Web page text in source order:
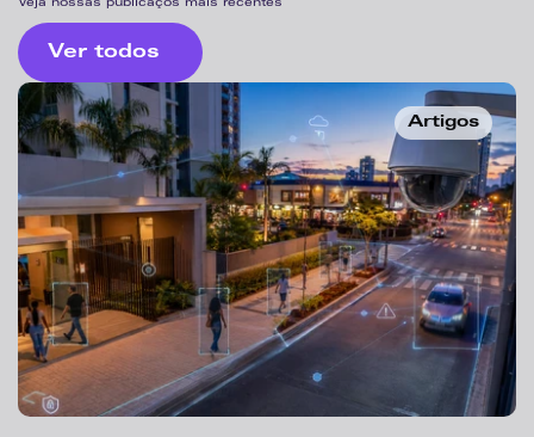
Veja nossas publicaçõs mais recentes
Ver todos
Artigos